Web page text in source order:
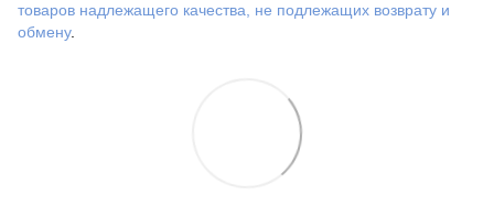
товаров надлежащего качества, не подлежащих возврату и
обмену.